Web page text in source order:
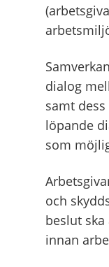
dialog
samt
löpande
som
och
beslut
innan